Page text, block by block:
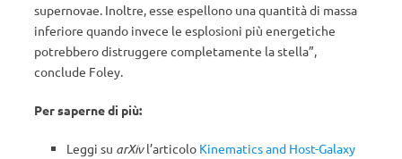
supernovae. Inoltre, esse espellono una quantità di massa
inferiore quando invece le esplosioni più energetiche
potrebbero distruggere completamente la stella”,
conclude Foley.
Per saperne di più:
Leggi su arXivl’articolo Kinematics and Host-Galaxy